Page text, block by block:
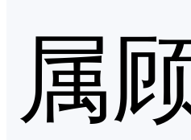
属